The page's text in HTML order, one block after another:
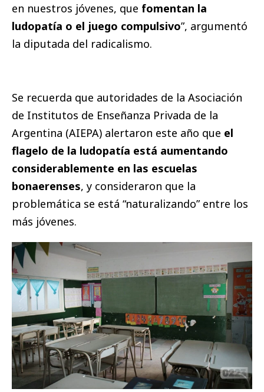
en nuestros jóvenes, que fomentan la
ludopatía o el juego compulsivo”, argumentó
la diputada del radicalismo.
Se recuerda que autoridades de la Asociación
de Institutos de Enseñanza Privada de la
Argentina (AIEPA) alertaron este año que el
flagelo de la ludopatía está aumentando
considerablemente en las escuelas
bonaerenses, y consideraron que la
problemática se está “naturalizando” entre los
más jóvenes.